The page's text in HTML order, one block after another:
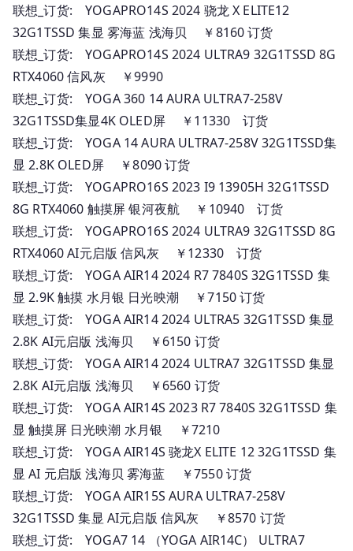
联想_订货: YOGAPRO14S 2024 骁龙 X ELITE12
32G1TSSD 集显 雾海蓝 浅海贝 ￥8160 订货
联想_订货: YOGAPRO14S 2024 ULTRA9 32G1TSSD 8G
RTX4060 信风灰 ￥9990
联想_订货: YOGA 360 14 AURA ULTRA7-258V
32G1TSSD集显4K OLED屏 ￥11330 订货
联想_订货: YOGA 14 AURA ULTRA7-258V 32G1TSSD集
显 2.8K OLED屏 ￥8090 订货
联想_订货: YOGAPRO16S 2023 I9 13905H 32G1TSSD
8G RTX4060 触摸屏 银河夜航 ￥10940 订货
联想_订货: YOGAPRO16S 2024 ULTRA9 32G1TSSD 8G
RTX4060 AI元启版 信风灰 ￥12330 订货
联想_订货: YOGA AIR14 2024 R7 7840S 32G1TSSD 集
显 2.9K 触摸 水月银 日光映潮 ￥7150 订货
联想_订货: YOGA AIR14 2024 ULTRA5 32G1TSSD 集显
2.8K AI元启版 浅海贝 ￥6150 订货
联想_订货: YOGA AIR14 2024 ULTRA7 32G1TSSD 集显
2.8K AI元启版 浅海贝 ￥6560 订货
联想_订货: YOGA AIR14S 2023 R7 7840S 32G1TSSD 集
显 触摸屏 日光映潮 水月银 ￥7210
联想_订货: YOGA AIR14S 骁龙X ELITE 12 32G1TSSD 集
显 AI 元启版 浅海贝 雾海蓝 ￥7550 订货
联想_订货: YOGA AIR15S AURA ULTRA7-258V
32G1TSSD 集显 AI元启版 信风灰 ￥8570 订货
联想_订货: YOGA7 14 （YOGA AIR14C） ULTRA7